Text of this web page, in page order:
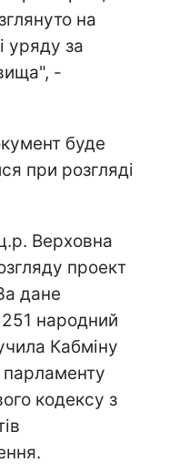
на
уряду за
-
буде
при розгляді
Верховна
проект
дане
народний
Кабміну
парламенту
кодексу з